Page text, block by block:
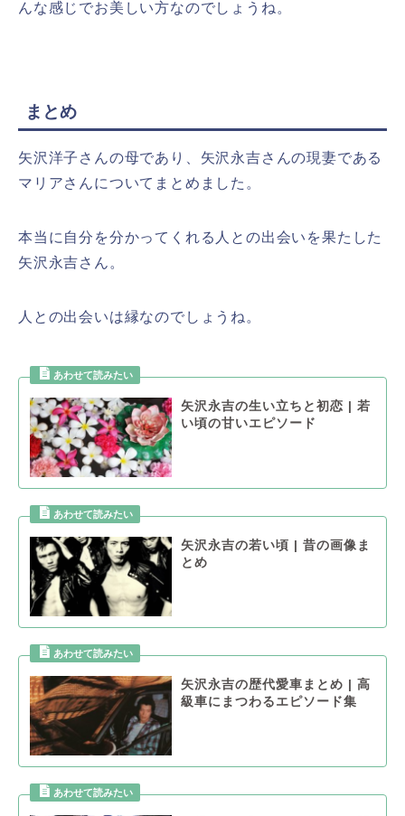
んな感じでお美しい方なのでしょうね。
まとめ
矢沢洋子さんの母であり、矢沢永吉さんの現妻である
マリアさんについてまとめました。
本当に自分を分かってくれる人との出会いを果たした
矢沢永吉さん。
人との出会いは縁なのでしょうね。
矢沢永吉の生い立ちと初恋 | 若
い頃の甘いエピソード
矢沢永吉の若い頃 | 昔の画像ま
とめ
矢沢永吉の歴代愛車まとめ | 高
級車にまつわるエピソード集